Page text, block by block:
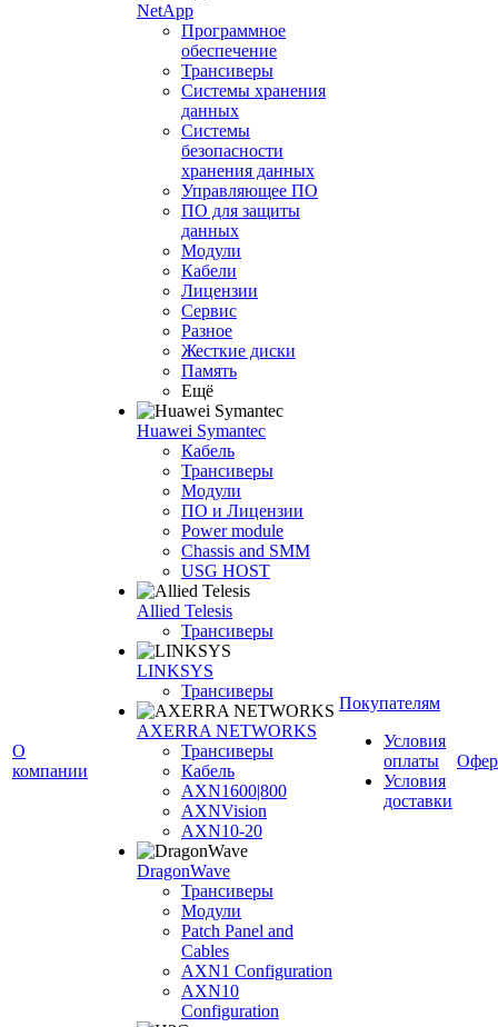
О
компании
NetApp
Программное
обеспечение
Трансиверы
Системы хранения
данных
Системы
безопасности
хранения данных
Управляющее ПО
ПО для защиты
данных
Модули
Кабели
Лицензии
Сервис
Разное
Жесткие диски
Память
Ещё
Huawei Symantec
Кабель
Трансиверы
Модули
ПО и Лицензии
Power module
Chassis and SMM
USG HOST
Allied Telesis
Трансиверы
LINKSYS
Трансиверы
AXERRA NETWORKS
Трансиверы
Кабель
AXN1600|800
AXNVision
AXN10-20
DragonWave
Трансиверы
Модули
Patch Panel and
Cables
AXN1 Configuration
AXN10
Configuration
Покупателям
Условия
оплаты
Условия
доставки